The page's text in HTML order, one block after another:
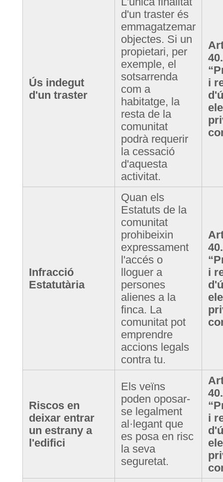
Ús indegut
d'un traster
d'un traster és
emmagatzemar
objectes. Si un
propietari, per
exemple, el
sotsarrenda
com a
habitatge, la
resta de la
comunitat
podrà requerir
la cessació
d'aquesta
activitat.
i
Infracció
Estatutària
Quan els
Estatuts de la
comunitat
prohibeixin
expressament
l'accés o
lloguer a
persones
alienes a la
finca. La
comunitat pot
emprendre
accions legals
contra tu.
i
Riscos en
deixar entrar
un estrany a
l'edifici
Els veïns
poden oposar-
se legalment
al·legant que
es posa en risc
la seva
seguretat.
i